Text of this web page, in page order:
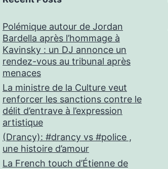
Polémique autour de Jordan
Bardella après l’hommage à
Kavinsky : un DJ annonce un
rendez-vous au tribunal après
menaces
La ministre de la Culture veut
renforcer les sanctions contre le
délit d’entrave à l’expression
artistique
(Drancy): #drancy vs #police ,
une histoire d’amour
La French touch d’Étienne de